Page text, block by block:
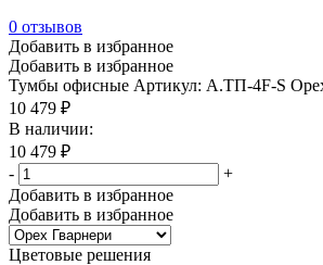
0 отзывов
Добавить в избранное
Добавить в избранное
Тумбы офисные Артикул: А.ТП-4F-S
10 479 ₽
В наличии:
10 479 ₽
-
+
Добавить в избранное
Добавить в избранное
Цветовые решения